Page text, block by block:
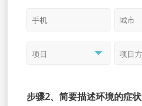
步骤2、简要描述环境的症状